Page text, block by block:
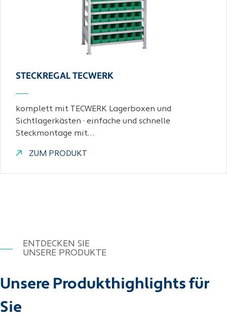
STECKREGAL TECWERK
komplett mit TECWERK Lagerboxen und
Sichtlagerkästen · einfache und schnelle
Steckmontage mit…
ZUM PRODUKT
ENTDECKEN SIE
UNSERE PRODUKTE
Unsere Produkthighlights für
Sie